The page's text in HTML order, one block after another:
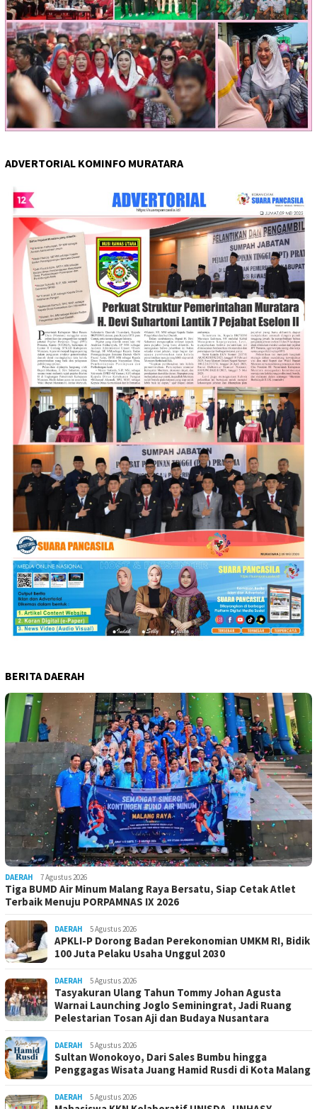
ADVERTORIAL KOMINFO MURATARA
BERITA DAERAH
DAERAH 7 Agustus 2026
Tiga BUMD Air Minum Malang Raya Bersatu, Siap Cetak Atlet
Terbaik Menuju PORPAMNAS IX 2026
DAERAH 5 Agustus 2026
APKLI-P Dorong Badan Perekonomian UMKM RI, Bidik
100 Juta Pelaku Usaha Unggul 2030
DAERAH 5 Agustus 2026
Tasyakuran Ulang Tahun Tommy Johan Agusta
Warnai Launching Joglo Seminingrat, Jadi Ruang
Pelestarian Tosan Aji dan Budaya Nusantara
DAERAH 5 Agustus 2026
Sultan Wonokoyo, Dari Sales Bumbu hingga
Penggagas Wisata Juang Hamid Rusdi di Kota Malang
DAERAH 5 Agustus 2026